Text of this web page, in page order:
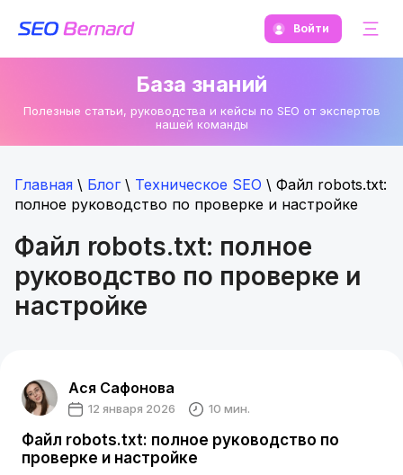
Войти
База знаний
Полезные статьи, руководства и кейсы по SEO от экспертов
нашей команды
Главная \ Блог\ Техническое SEO \ Файл robots.txt:
полное руководство по проверке и настройке
Файл robots.txt: полное
руководство по проверке и
настройке
Ася Сафонова
12 января 2026 10 мин.
Файл robots.txt: полное руководство по
проверке и настройке